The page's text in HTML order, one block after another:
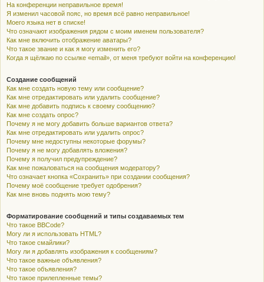
На конференции неправильное время!
Я изменил часовой пояс, но время всё равно неправильное!
Моего языка нет в списке!
Что означают изображения рядом с моим именем пользователя?
Как мне включить отображение аватары?
Что такое звание и как я могу изменить его?
Когда я щёлкаю по ссылке «email», от меня требуют войти на конференцию!
Создание сообщений
Как мне создать новую тему или сообщение?
Как мне отредактировать или удалить сообщение?
Как мне добавить подпись к своему сообщению?
Как мне создать опрос?
Почему я не могу добавить больше вариантов ответа?
Как мне отредактировать или удалить опрос?
Почему мне недоступны некоторые форумы?
Почему я не могу добавлять вложения?
Почему я получил предупреждение?
Как мне пожаловаться на сообщения модератору?
Что означает кнопка «Сохранить» при создании сообщения?
Почему моё сообщение требует одобрения?
Как мне вновь поднять мою тему?
Форматирование сообщений и типы создаваемых тем
Что такое BBCode?
Могу ли я использовать HTML?
Что такое смайлики?
Могу ли я добавлять изображения к сообщениям?
Что такое важные объявления?
Что такое объявления?
Что такое прилепленные темы?